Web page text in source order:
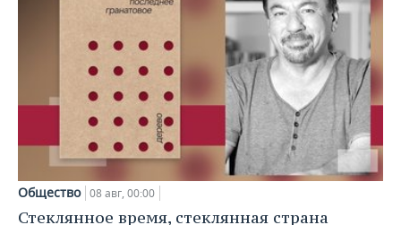
Общество 08 авг, 00:00
Стеклянное время, стеклянная страна